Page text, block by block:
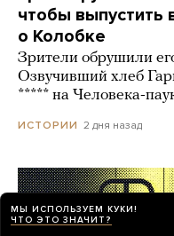
чтобы выпустить
о Колобке
Зрители обрушили
Озвучивший хлеб
***** на Человека-
ИСТОРИИ 2 дня назад
МЫ ИСПОЛЬЗУЕМ КУКИ!
ЧТО ЭТО ЗНАЧИТ?